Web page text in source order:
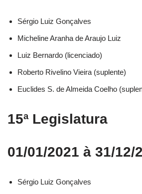
Sérgio Luiz Gonçalves​
Micheline Aranha de Araujo Luiz​
Luiz Bernardo (licenciado)​
Roberto Rivelino Vieira (suplente)​
Euclides S. de Almeida Coelho
15ª Legislatura
01/01/2021 à 31/12/
Sérgio Luiz Gonçalves